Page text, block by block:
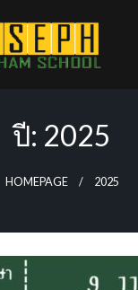
ปี: 2025
HOMEPAGE 2025